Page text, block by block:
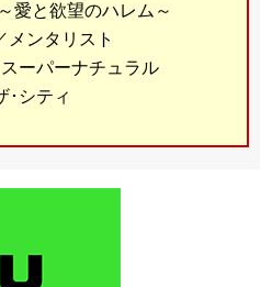
愛と欲望のハレム～
メンタリスト
ーパーナチュラル
･シティ